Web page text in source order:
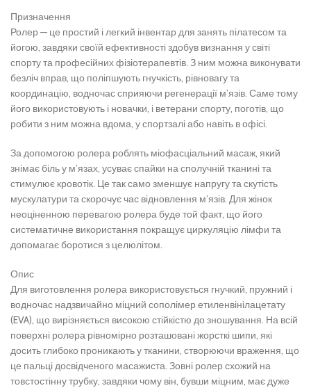
Призначення
Ролер — це простий і легкий інвентар для занять пілатесом та
йогою, завдяки своїй ефективності здобув визнання у світі
спорту та професійних фізіотерапевтів. З ним можна виконувати
безліч вправ, що поліпшують гнучкість, рівновагу та
координацію, водночас сприяючи регенерації м’язів. Саме тому
його використовують і новачки, і ветерани спорту, поготів, що
робити з ним можна вдома, у спортзалі або навіть в офісі.
За допомогою ролера роблять міофасціальний масаж, який
знімає біль у м’язах, усуває спайки на сполучній тканині та
стимулює кровотік. Це так само зменшує напругу та скутість
мускулатури та скорочує час відновлення м’язів. Для жінок
неоціненною перевагою ролера буде той факт, що його
систематичне використання покращує циркуляцію лімфи та
допомагає боротися з целюлітом.
Опис
Для виготовлення ролера використовується гнучкий, пружний і
водночас надзвичайно міцний сополімер етиленвінілацетату
(EVA), що вирізняється високою стійкістю до зношування. На всій
поверхні ролера рівномірно розташовані жорсткі шипи, які
досить глибоко проникають у тканини, створюючи враження, що
це пальці досвідченого масажиста. Зовні ролер схожий на
товстостінну трубку, завдяки чому він, бувши міцним, має дуже